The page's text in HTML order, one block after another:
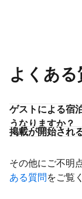
よくある
ゲストによる宿
うなりますか？
掲載が開始され
その他にご不明
ある質問をご覧